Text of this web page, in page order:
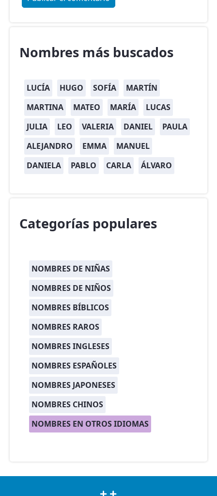
Nombres más buscados
LUCÍA HUGO SOFÍA
MARTÍN
MARTINA
MATEO MARÍA
LUCAS
JULIA
LEO VALERIA DANIEL
PAULA
ALEJANDRO
EMMA
MANUEL
DANIELA
PABLO CARLA ÁLVARO
Categorías populares
NOMBRES DE NIÑAS
NOMBRES DE NIÑOS
NOMBRES BÍBLICOS
NOMBRES RAROS
NOMBRES INGLESES
NOMBRES ESPAÑOLES
NOMBRES JAPONESES
NOMBRES CHINOS
NOMBRES EN OTROS IDIOMAS